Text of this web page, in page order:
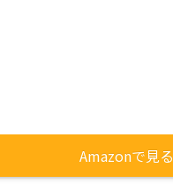
Amazonで見る